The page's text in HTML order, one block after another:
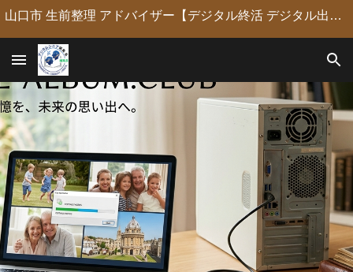
山口市 生前整理 アドバイザー【デジタル終活 デジタル出版 デジタルシニア編集長】定年後の人生の物語を「最高のデジタル資産」に編集・昇華。 古いネガやVHSのデジタル化からプロの構成による自分史動画制作、終活事務までトータルサポート。 長年のキャリアを持つプロがあなたの想いの継承を全力で支援します。